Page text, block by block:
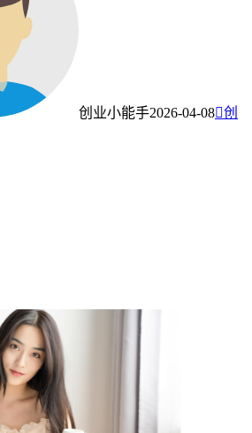
创业小能手2026-04-08创